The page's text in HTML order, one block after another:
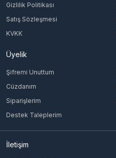
Gizlilik Politikası
Satış Sözleşmesi
KVKK
Üyelik
Şifremi Unuttum
Cüzdanım
Siparişlerim
Destek Taleplerim
İletişim